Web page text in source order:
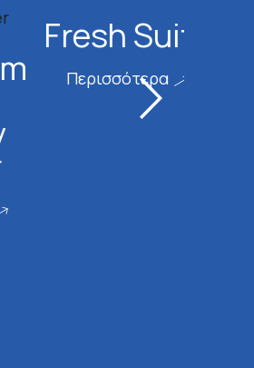
Fresh Suite
Περισσότερα